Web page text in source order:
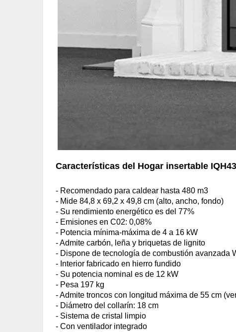
Características del Hogar insertable
- Recomendado para caldear hasta 480 m3
- Mide 84,8 x 69,2 x 49,8 cm (alto, ancho, fondo)
- Su rendimiento energético es del 77%
- Emisiones en C02: 0,08%
- Potencia mínima-máxima de 4 a 16 kW
- Admite carbón, leña y briquetas de lignito
- Dispone de tecnología de combustión avanzada
- Interior fabricado en hierro fundido
- Su potencia nominal es de 12 kW
- Pesa 197 kg
- Admite troncos con longitud máxima de 55 cm
- Diámetro del collarín: 18 cm
- Sistema de cristal limpio
- Con ventilador integrado